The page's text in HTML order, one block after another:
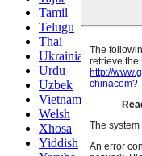
Tamil
Telugu
Thai
Ukrainian
Urdu
Uzbek
Vietnamese
Welsh
Xhosa
Yiddish